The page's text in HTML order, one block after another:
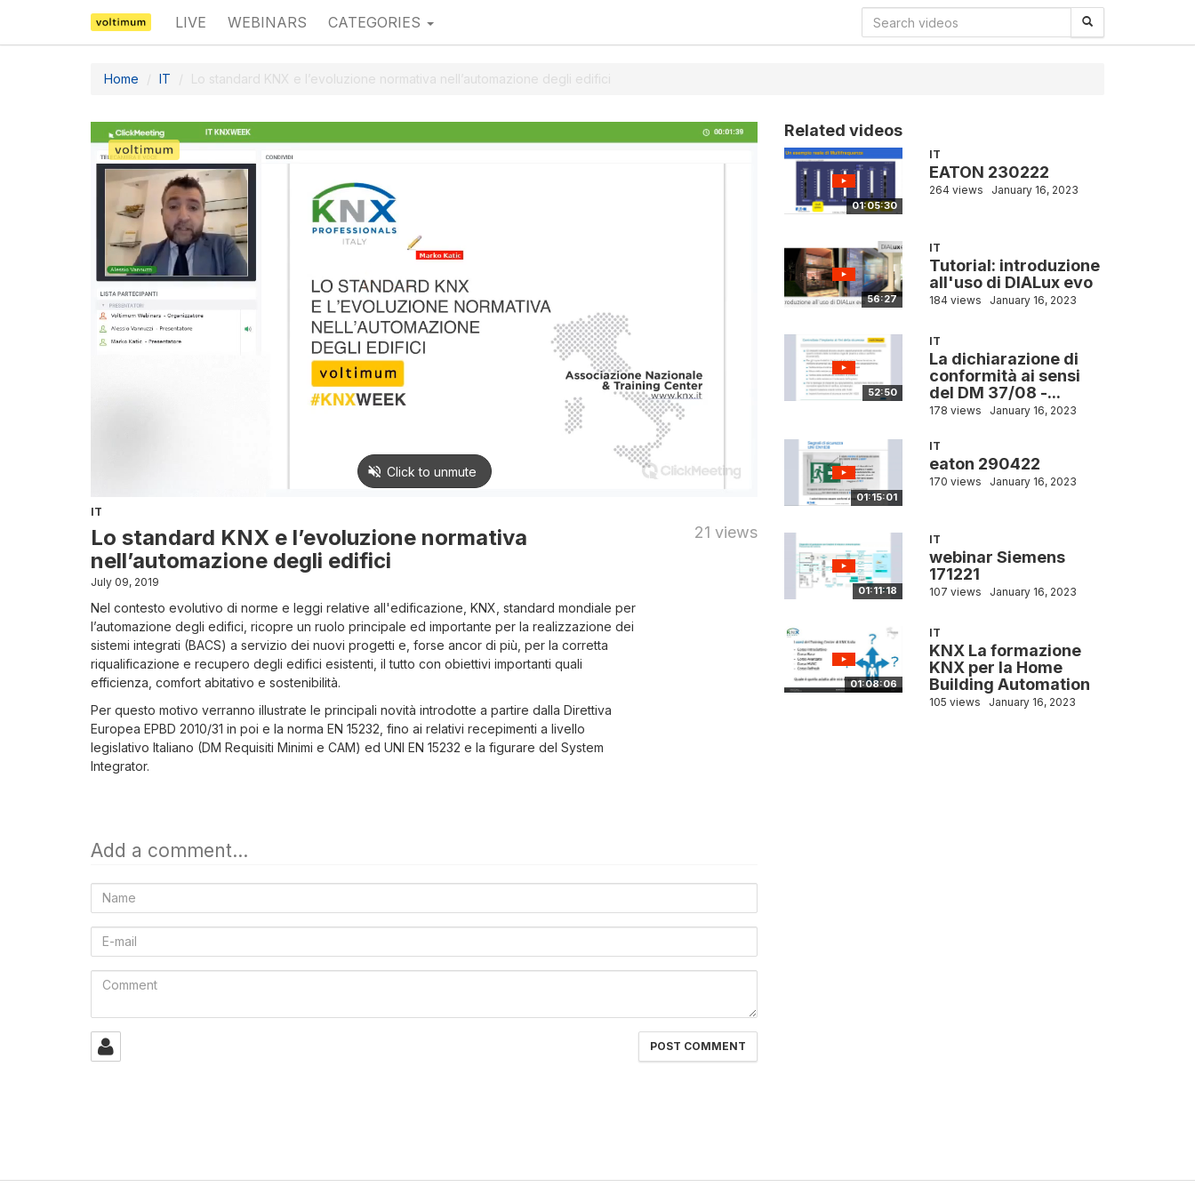
LIVE WEBINARS CATEGORIES
Home IT Lo standard KNX e l’evoluzione normativa nell’automazione degli edifici
IT
Lo standard KNX e l’evoluzione normativa
nell’automazione degli edifici
21 views
July 09, 2019
Nel contesto evolutivo di norme e leggi relative all'edificazione, KNX, standard mondiale per
l’automazione degli edifici, ricopre un ruolo principale ed importante per la realizzazione dei
sistemi integrati (BACS) a servizio dei nuovi progetti e, forse ancor di più, per la corretta
riqualificazione e recupero degli edifici esistenti, il tutto con obiettivi importanti quali
efficienza, comfort abitativo e sostenibilità.
Per questo motivo verranno illustrate le principali novità introdotte a partire dalla Direttiva
Europea EPBD 2010/31 in poi e la norma EN 15232, fino ai relativi recepimenti a livello
legislativo Italiano (DM Requisiti Minimi e CAM) ed UNI EN 15232 e la figurare del System
Integrator.
Add a comment...
Name
E-
Comment
Related videos
01:05:30
IT
EATON 230222
264 views January 16, 2023
56:27
IT
Tutorial: introduzione
all'uso di DIALux evo
184 views January 16, 2023
52:50
IT
La dichiarazione di
conformità ai sensi
del DM 37/08 -...
178 views January 16, 2023
01:15:01
IT
eaton 290422
170 views January 16, 2023
01:11:18
IT
webinar Siemens
171221
107 views January 16, 2023
01:08:06
IT
KNX La formazione
KNX per la Home
Building Automation
105 views January 16, 2023